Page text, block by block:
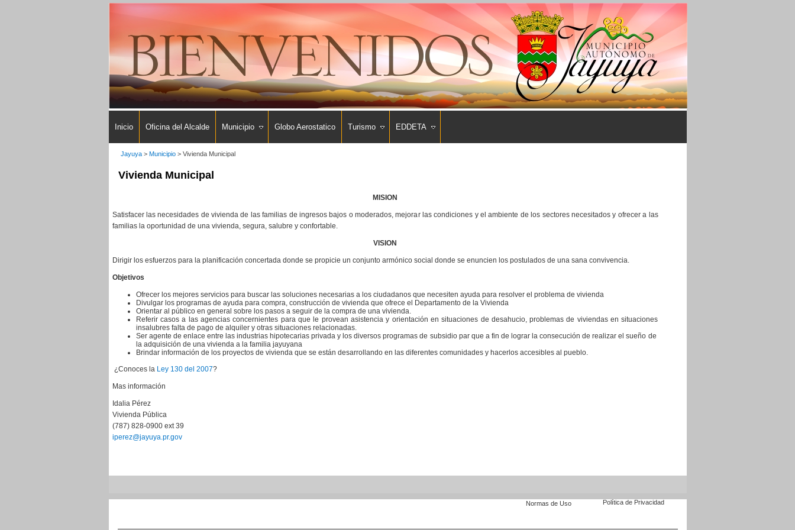
Inicio Oficina del Alcalde Municipio Globo Aerostatico Turismo EDDETA
Jayuya> Municipio> Vivienda Municipal
Vivienda Municipal
MISION
Satisfacer las necesidades de vivienda de las familias de ingresos bajos o moderados, mejorar las condiciones y el ambiente de los sectores necesitados y ofrecer a las
familias la oportunidad de una vivienda, segura, salubre y confortable.
VISION
Dirigir los esfuerzos para la planificación concertada donde se propicie un conjunto armónico social donde se enuncien los postulados de una sana convivencia.
Objetivos
Ofrecer los mejores servicios para buscar las soluciones necesarias a los ciudadanos que necesiten ayuda para resolver el problema de vivienda
Divulgar los programas de ayuda para compra, construcción de vivienda que ofrece el Departamento de la Vivienda
Orientar al público en general sobre los pasos a seguir de la compra de una vivienda.
Referir casos a las agencias concernientes para que le provean asistencia y orientación en situaciones de desahucio, problemas de viviendas en situaciones
insalubres falta de pago de alquiler y otras situaciones relacionadas.
Ser agente de enlace entre las industrias hipotecarias privada y los diversos programas de subsidio par que a fin de lograr la consecución de realizar el sueño de
la adquisición de una vivienda a la familia jayuyana
Brindar información de los proyectos de vivienda que se están desarrollando en las diferentes comunidades y hacerlos accesibles al pueblo.
¿Conoces la Ley 130 del 2007?
Mas información
Idalia Pérez
Vivienda Pública
(787) 828-0900 ext 39
iperez@jayuya.pr.gov
Normas de Uso Política de Privacidad